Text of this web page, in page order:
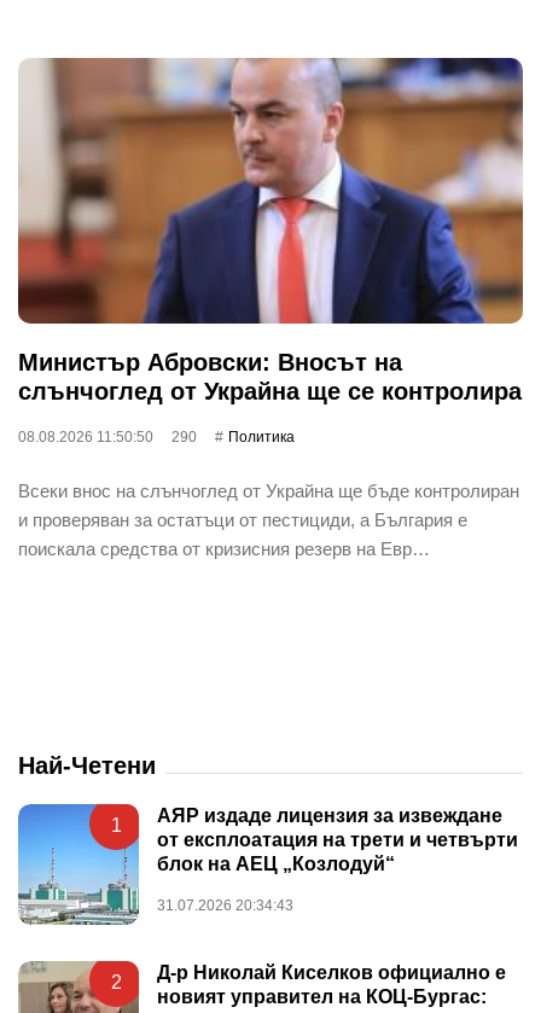
Министър Абровски: Вносът на
слънчоглед от Украйна ще се контролира
08.08.2026 11:50:50 290 Политика
Всеки внос на слънчоглед от Украйна ще бъде контролиран
и проверяван за остатъци от пестициди, а България е
поискала средства от кризисния резерв на Евр…
Най-Четени
1
АЯР издаде лицензия за извеждане
от експлоатация на трети и четвърти
блок на АЕЦ „Козлодуй“
31.07.2026 20:34:43
2
Д-р Николай Киселков официално е
новият управител на КОЦ-Бургас: